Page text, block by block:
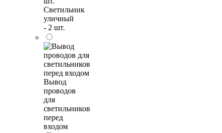
Светильник
уличный
- 2 шт.
Вывод
проводов
для
светильников
перед
входом